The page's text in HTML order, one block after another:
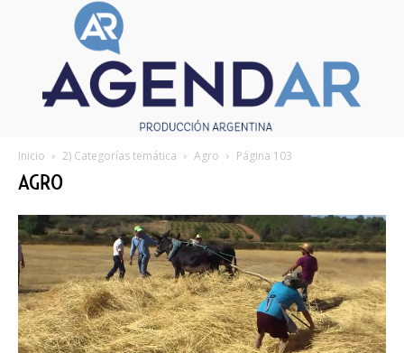
Inicio 2) Categorías temática Agro Página 103
AGRO